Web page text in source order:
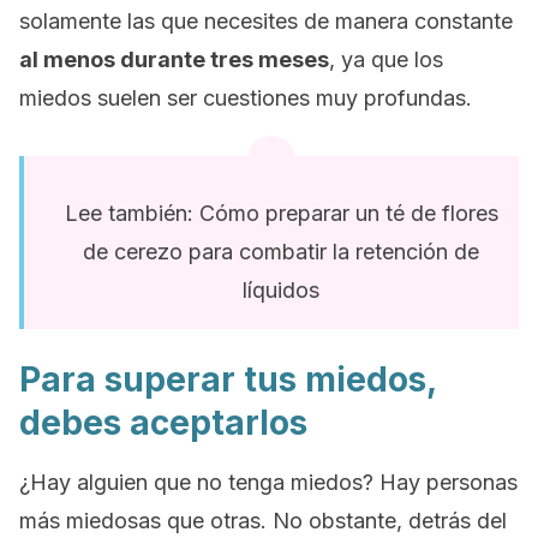
solamente las que necesites de manera constante
al menos durante tres meses, ya que los
miedos suelen ser cuestiones muy profundas.
Lee también: Cómo preparar un té de flores
de cerezo para combatir la retención de
líquidos
Para superar tus miedos,
debes aceptarlos
¿Hay alguien que no tenga miedos? Hay personas
más miedosas que otras. No obstante, detrás del